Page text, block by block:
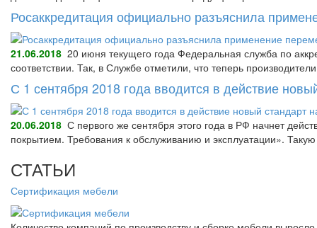
Росаккредитация официально разъяснила
21.06.2018 20 июня текущего года Федеральная служба по
соответствии. Так, в Службе отметили, что теперь
С 1 сентября 2018 года вводится в действие
20.06.2018 С первого же сентября этого года в РФ начнет
покрытием. Требования к обслуживанию и эксплуатации».
СТАТЬИ
Сертификация мебели